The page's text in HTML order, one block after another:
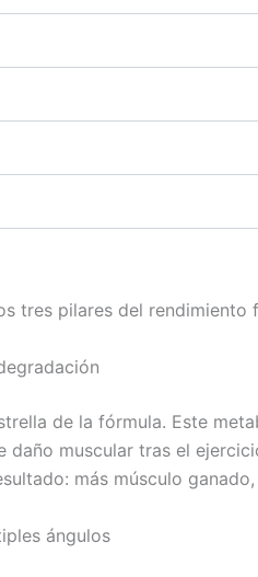
tres pilares del rendimiento
de la fórmula. Este
daño muscular tras el
más músculo
ángulos